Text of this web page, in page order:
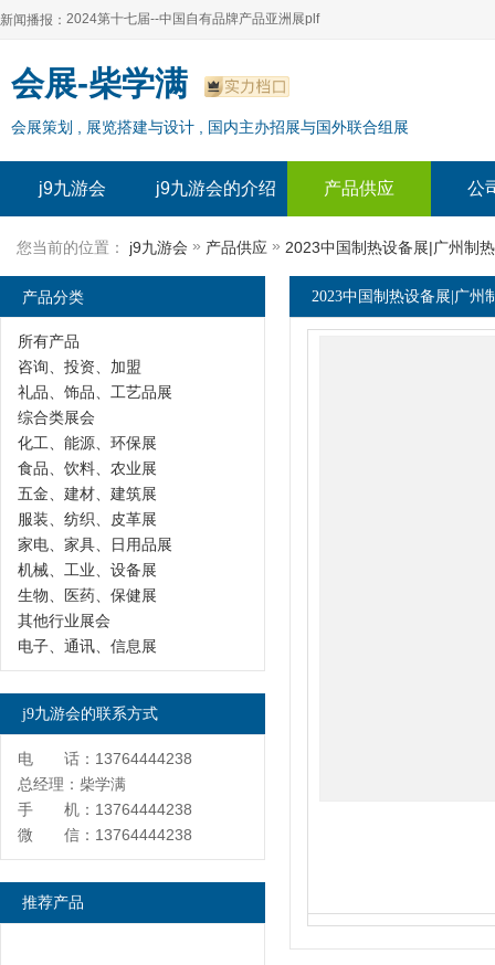
新闻播报：
2024上海自有品牌展--百货展|食品展 零售展|oem展
2024全球自有--品牌产品亚洲展（plf）
2024上海自有品牌展--2024上海oem 贴牌代加工展
2024第十七届--中国自有品牌产品亚洲展plf
2024全球自有--品牌产品亚洲展（plf）
2024年上海--第17届自有品牌展
会展-柴学满
会展策划 , 展览搭建与设计 , 国内主办招展与国外联合组展
j9九游会 j9九游会的介绍 产品供应 公
您当前的位置： j9九游会 » 产品供应 » 2023中国制热设备展|广州制
2023中国制热设备展|广州
产品分类
所有产品
咨询、投资、加盟
礼品、饰品、工艺品展
综合类展会
化工、能源、环保展
食品、饮料、农业展
五金、建材、建筑展
服装、纺织、皮革展
家电、家具、日用品展
机械、工业、设备展
生物、医药、保健展
其他行业展会
电子、通讯、信息展
j9九游会的联系方式
电 话：13764444238
总经理：柴学满
手 机：13764444238
微 信：13764444238
推荐产品